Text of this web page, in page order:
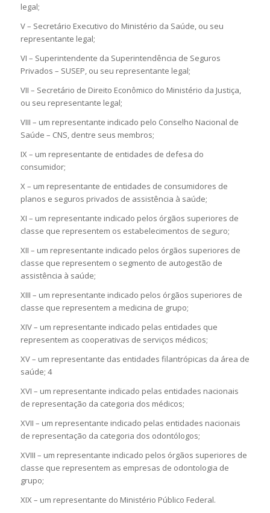
legal;
V – Secretário Executivo do Ministério da Saúde, ou seu
representante legal;
VI – Superintendente da Superintendência de Seguros
Privados – SUSEP, ou seu representante legal;
VII – Secretário de Direito Econômico do Ministério da Justiça,
ou seu representante legal;
VIII – um representante indicado pelo Conselho Nacional de
Saúde – CNS, dentre seus membros;
IX – um representante de entidades de defesa do
consumidor;
X – um representante de entidades de consumidores de
planos e seguros privados de assistência à saúde;
XI – um representante indicado pelos órgãos superiores de
classe que representem os estabelecimentos de seguro;
XII – um representante indicado pelos órgãos superiores de
classe que representem o segmento de autogestão de
assistência à saúde;
XIII – um representante indicado pelos órgãos superiores de
classe que representem a medicina de grupo;
XIV – um representante indicado pelas entidades que
representem as cooperativas de serviços médicos;
XV – um representante das entidades filantrópicas da área de
saúde; 4
XVI – um representante indicado pelas entidades nacionais
de representação da categoria dos médicos;
XVII – um representante indicado pelas entidades nacionais
de representação da categoria dos odontólogos;
XVIII – um representante indicado pelos órgãos superiores de
classe que representem as empresas de odontologia de
grupo;
XIX – um representante do Ministério Público Federal.